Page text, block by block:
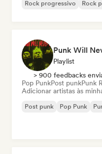
Rock progressivo
Rock
Punk Will
Playlist
> 900 feedbacks
Pop PunkPost punkPunk
Adicionar artistas às
Post punk Pop Punk